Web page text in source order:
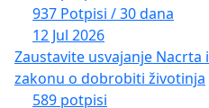
937 Potpisi / 30 dana
12 Jul 2026
Zaustavite usvajanje
zakonu o dobrobiti životinja
589 potpisi